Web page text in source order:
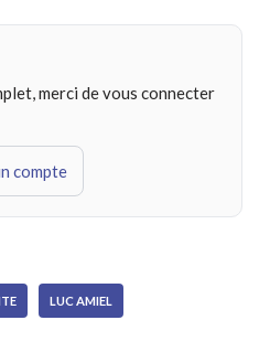
merci de vous connecter
compte
LUC AMIEL